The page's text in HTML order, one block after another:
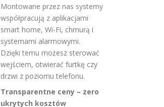
Montowane przez nas systemy
współpracują z aplikacjami
smart home, Wi-Fi, chmurą i
systemami alarmowymi.
Dzięki temu możesz sterować
wejściem, otwierać furtkę czy
drzwi z poziomu telefonu.
Transparentne ceny – zero
ukrytych kosztów